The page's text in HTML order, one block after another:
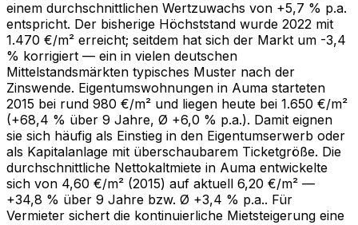
einem durchschnittlichen Wertzuwachs von +5,7 % p.a.
entspricht. Der bisherige Höchststand wurde 2022 mit
1.470 €/m² erreicht; seitdem hat sich der Markt um -3,4
% korrigiert — ein in vielen deutschen
Mittelstandsmärkten typisches Muster nach der
Zinswende. Eigentumswohnungen in Auma starteten
2015 bei rund 980 €/m² und liegen heute bei 1.650 €/m²
(+68,4 % über 9 Jahre, Ø +6,0 % p.a.). Damit eignen
sie sich häufig als Einstieg in den Eigentumserwerb oder
als Kapitalanlage mit überschaubarem Ticketgröße. Die
durchschnittliche Nettokaltmiete in Auma entwickelte
sich von 4,60 €/m² (2015) auf aktuell 6,20 €/m² —
+34,8 % über 9 Jahre bzw. Ø +3,4 % p.a.. Für
Vermieter sichert die kontinuierliche Mietsteigerung eine